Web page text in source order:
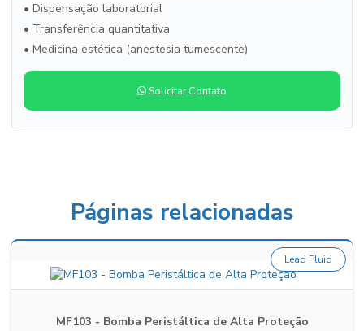
• Dispensação laboratorial
• Transferência quantitativa
• Medicina estética (anestesia tumescente)
Solicitar Contato
Páginas relacionadas
MF103 - Bomba Peristáltica de Alta Proteção
Lead Fluid